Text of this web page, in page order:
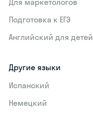
Для маркетологов
Подготовка к ЕГЭ
Английский для детей
Другие языки
Испанский
Немецкий